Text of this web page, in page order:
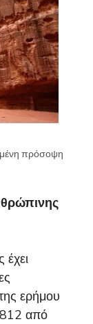
πρόσοψη
ερήμου
από